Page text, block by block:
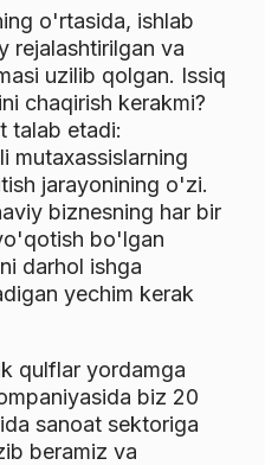
o'rtasida, ishlab
rejalashtirilgan va
uzilib qolgan. Issiq
chaqirish kerakmi?
talab etadi:
mutaxassislarning
jarayonining o'zi.
biznesning har bir
bo'lgan
darhol ishga
yechim kerak
qulflar yordamga
biz 20
sanoat sektoriga
beramiz va